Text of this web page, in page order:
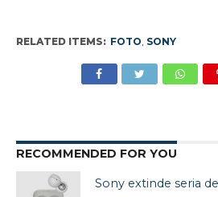
RELATED ITEMS: FOTO, SONY
RECOMMENDED FOR YOU
Sony extinde seria